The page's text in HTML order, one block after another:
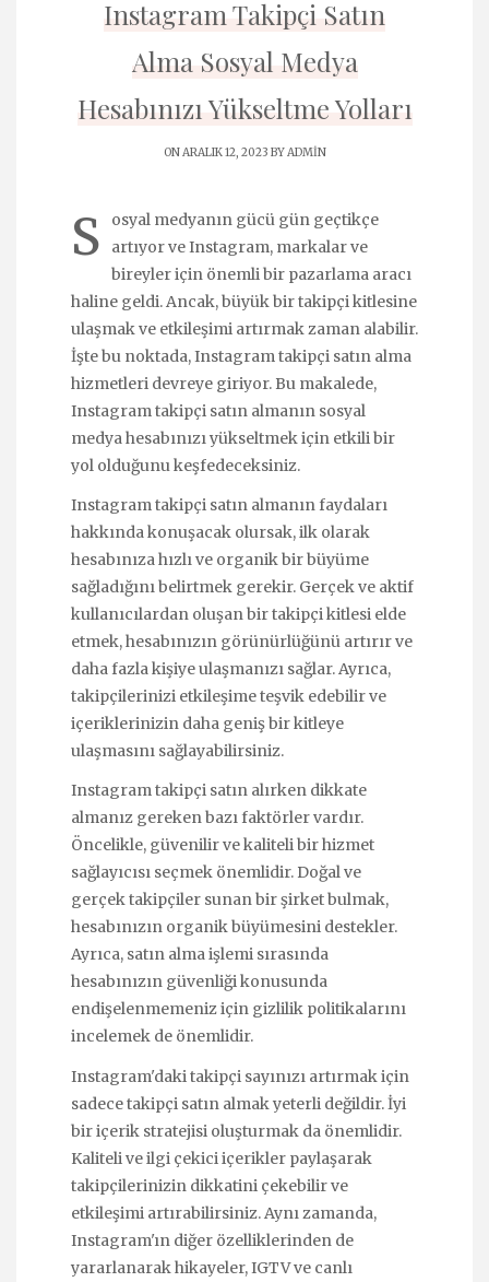
Instagram Takipçi Satın
Alma Sosyal Medya
Hesabınızı Yükseltme Yolları
ON ARALIK 12, 2023 BYADMIN
S
osyal medyanın gücü gün geçtikçe
artıyor ve Instagram, markalar ve
bireyler için önemli bir pazarlama aracı
haline geldi. Ancak, büyük bir takipçi kitlesine
ulaşmak ve etkileşimi artırmak zaman alabilir.
İşte bu noktada, Instagram takipçi satın alma
hizmetleri devreye giriyor. Bu makalede,
Instagram takipçi satın almanın sosyal
medya hesabınızı yükseltmek için etkili bir
yol olduğunu keşfedeceksiniz.
Instagram takipçi satın almanın faydaları
hakkında konuşacak olursak, ilk olarak
hesabınıza hızlı ve organik bir büyüme
sağladığını belirtmek gerekir. Gerçek ve aktif
kullanıcılardan oluşan bir takipçi kitlesi elde
etmek, hesabınızın görünürlüğünü artırır ve
daha fazla kişiye ulaşmanızı sağlar. Ayrıca,
takipçilerinizi etkileşime teşvik edebilir ve
içeriklerinizin daha geniş bir kitleye
ulaşmasını sağlayabilirsiniz.
Instagram takipçi satın alırken dikkate
almanız gereken bazı faktörler vardır.
Öncelikle, güvenilir ve kaliteli bir hizmet
sağlayıcısı seçmek önemlidir. Doğal ve
gerçek takipçiler sunan bir şirket bulmak,
hesabınızın organik büyümesini destekler.
Ayrıca, satın alma işlemi sırasında
hesabınızın güvenliği konusunda
endişelenmemeniz için gizlilik politikalarını
incelemek de önemlidir.
Instagram'daki takipçi sayınızı artırmak için
sadece takipçi satın almak yeterli değildir. İyi
bir içerik stratejisi oluşturmak da önemlidir.
Kaliteli ve ilgi çekici içerikler paylaşarak
takipçilerinizin dikkatini çekebilir ve
etkileşimi artırabilirsiniz. Aynı zamanda,
Instagram'ın diğer özelliklerinden de
yararlanarak hikayeler, IGTV ve canlı